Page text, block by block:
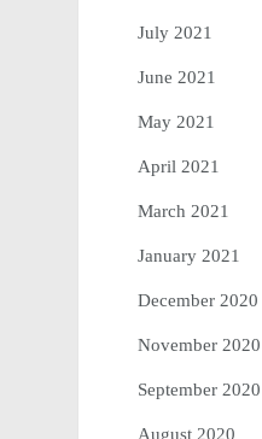
July 2021
June 2021
May 2021
April 2021
March 2021
January 2021
December 2020
November 2020
September 2020
August 2020